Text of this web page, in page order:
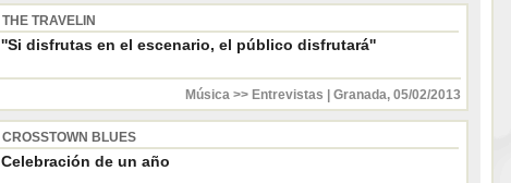
THE TRAVELIN
''Si disfrutas en el escenario, el público disfrutará''
Música >> Entrevistas Granada, 05/02/2013
CROSSTOWN BLUES
Celebración de un año